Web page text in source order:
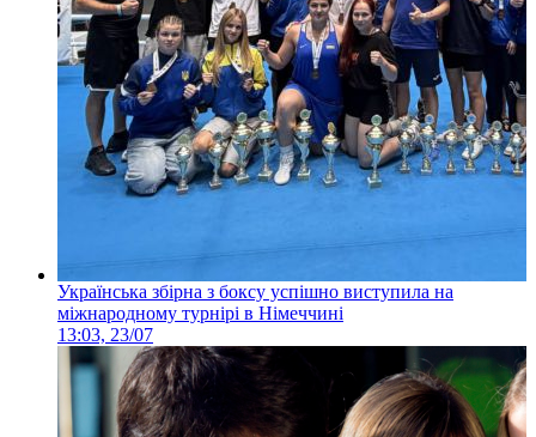
Українська збірна з боксу успішно виступила на
міжнародному турнірі в Німеччині
13:03, 23/07